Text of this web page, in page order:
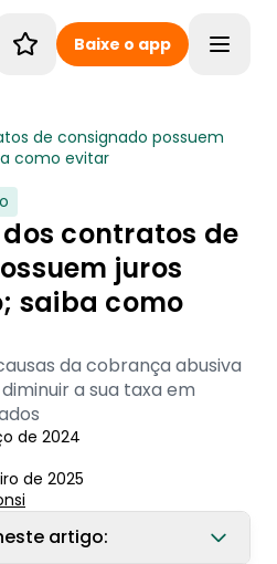
Baixe o app
de consignado possuem
como evitar
dos contratos de
juros
saiba como
da cobrança abusiva
a sua taxa em
de 2024
de 2025
artigo: